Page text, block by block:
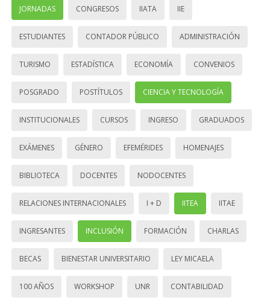
JORNADAS CONGRESOS IIATA IIE
ESTUDIANTES CONTADOR PÚBLICO ADMINISTRACIÓN
TURISMO ESTADÍSTICA ECONOMÍA CONVENIOS
POSGRADO POSTÍTULOS CIENCIA Y TECNOLOGÍA
INSTITUCIONALES CURSOS INGRESO GRADUADOS
EXÁMENES GÉNERO EFEMÉRIDES HOMENAJES
BIBLIOTECA DOCENTES NODOCENTES
RELACIONES INTERNACIONALES I + D IITEA IITAE
INGRESANTES INCLUSIÓN FORMACIÓN CHARLAS
BECAS BIENESTAR UNIVERSITARIO LEY MICAELA
100 AÑOS WORKSHOP UNR CONTABILIDAD